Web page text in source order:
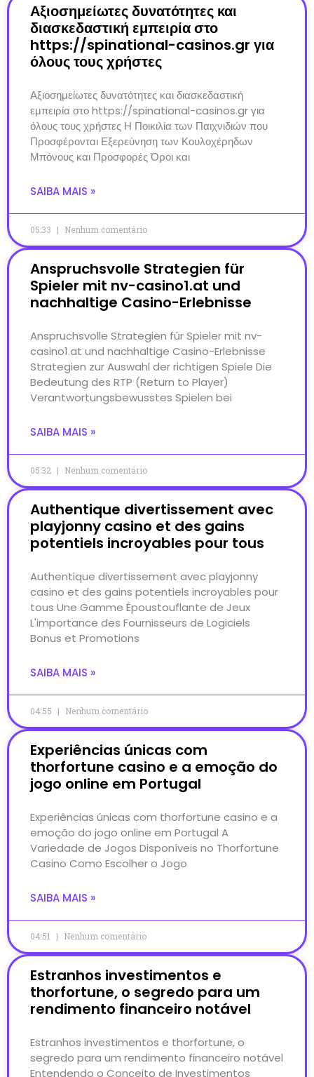
Αξιοσημείωτες δυνατότητες και
διασκεδαστική εμπειρία στο
https://spinational-casinos.gr για
όλους τους χρήστες
Αξιοσημείωτες δυνατότητες και διασκεδαστική
εμπειρία στο https://spinational-casinos.gr για
όλους τους χρήστες Η Ποικιλία των Παιχνιδιών που
Προσφέρονται Εξερεύνηση των Κουλοχέρηδων
Μπόνους και Προσφορές Όροι και
SAIBA MAIS »
05:33 Nenhum comentário
Anspruchsvolle Strategien für
Spieler mit nv-casino1.at und
nachhaltige Casino-Erlebnisse
Anspruchsvolle Strategien für Spieler mit nv-
casino1.at und nachhaltige Casino-Erlebnisse
Strategien zur Auswahl der richtigen Spiele Die
Bedeutung des RTP (Return to Player)
Verantwortungsbewusstes Spielen bei
SAIBA MAIS »
05:32 Nenhum comentário
Authentique divertissement avec
playjonny casino et des gains
potentiels incroyables pour tous
Authentique divertissement avec playjonny
casino et des gains potentiels incroyables pour
tous Une Gamme Époustouflante de Jeux
L'importance des Fournisseurs de Logiciels
Bonus et Promotions
SAIBA MAIS »
04:55 Nenhum comentário
Experiências únicas com
thorfortune casino e a emoção do
jogo online em Portugal
Experiências únicas com thorfortune casino e a
emoção do jogo online em Portugal A
Variedade de Jogos Disponíveis no Thorfortune
Casino Como Escolher o Jogo
SAIBA MAIS »
04:51 Nenhum comentário
Estranhos investimentos e
thorfortune, o segredo para um
rendimento financeiro notável
Estranhos investimentos e thorfortune, o
segredo para um rendimento financeiro notável
Entendendo o Conceito de Investimentos